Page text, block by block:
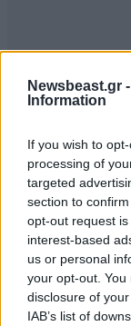
Newsbeast.gr -
Information
If you wish to
processing of
targeted
section to
opt-out request
interest-based
us or personal
your opt-out.
disclosure of
IAB’s list of
Δηλαδή
Μας λέει ότι
όσους μήνες